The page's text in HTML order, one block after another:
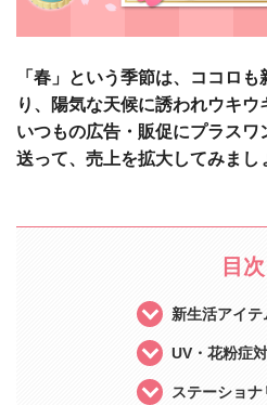
「春」という季節は、ココロ
り、陽気な天候に誘われウキウ
いつもの広告・販促にプラス
送って、売上を拡大してみまし
目次
新生活アイテ
UV・花粉症
ステーショ